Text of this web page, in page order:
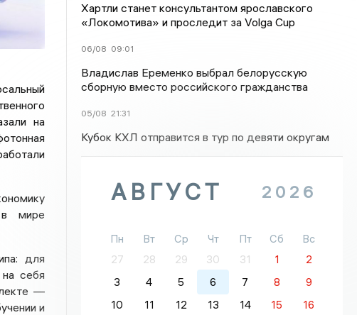
на
в мире
для
себя
—
и
Хартли станет консультантом ярославского
«Локомотива» и проследит за Volga Cup
06/08 09:01
Владислав Еременко выбрал белорусскую
сборную вместо российского гражданства
05/08 21:31
Кубок КХЛ отправится в тур по девяти округам
АВГУСТ 2026
Пн Вт Ср Чт Пт Сб
Вс
27
28 29 30 31 1
2
3
4 5 6 7 8
9
10
11 12 13 14 15
16